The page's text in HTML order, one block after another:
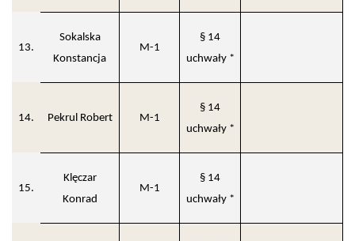
13.
Sokalska
Konstancja
M-1
§ 14
uchwały *
14. Pekrul Robert M-1
§ 14
uchwały *
15.
Klęczar
Konrad
M-1
§ 14
uchwały *